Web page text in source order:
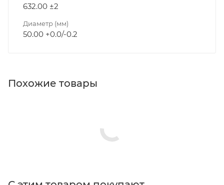
632.00 ±2
Диаметр (мм)
50.00 +0.0/-0.2
Похожие товары